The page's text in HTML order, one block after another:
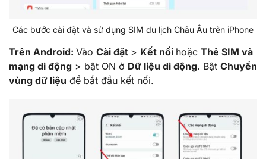
Các bước cài đặt và sử dụng SIM du lịch Châu Âu trên iPhone
Trên Android: Vào Cài đặt > Kết nối hoặc Thẻ SIM và
mạng di động > bật ON ở Dữ liệu di động. Bật Chuyển
vùng dữ liệu để bắt đầu kết nối.